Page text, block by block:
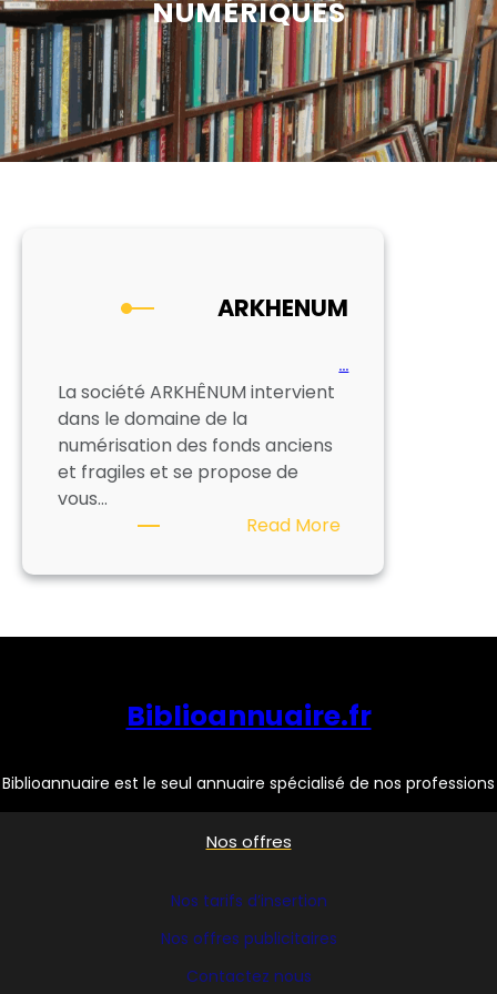
NUMÉRIQUES
ARKHENUM
…
La société ARKHÊNUM intervient
dans le domaine de la
numérisation des fonds anciens
et fragiles et se propose de
vous…
Read More:
Biblioannuaire.fr
Biblioannuaire est le seul annuaire spécialisé de nos professions
Nos offres
Nos tarifs d’insertion
Nos offres publicitaires
Contactez nous